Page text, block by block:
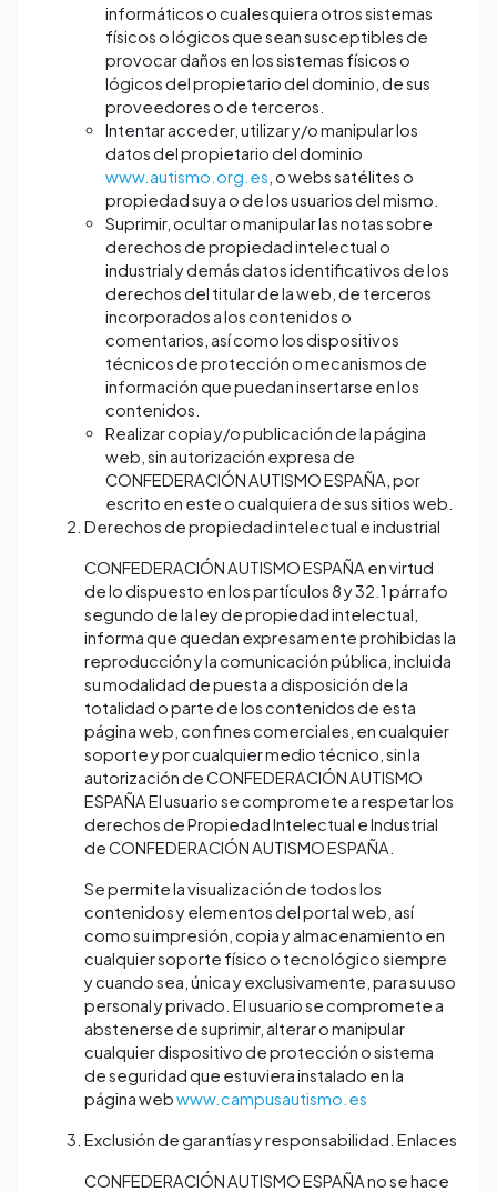
informáticos o cualesquiera otros sistemas
físicos o lógicos que sean susceptibles de
provocar daños en los sistemas físicos o
lógicos del propietario del dominio, de sus
proveedores o de terceros.
Intentar acceder, utilizar y/o manipular los
datos del propietario del dominio
www.autismo.org.es , o webs satélites o
propiedad suya o de los usuarios del mismo.
Suprimir, ocultar o manipular las notas sobre
derechos de propiedad intelectual o
industrial y demás datos identificativos de los
derechos del titular de la web, de terceros
incorporados a los contenidos o
comentarios, así como los dispositivos
técnicos de protección o mecanismos de
información que puedan insertarse en los
contenidos.
Realizar copia y/o publicación de la página
web, sin autorización expresa de
CONFEDERACIÓN AUTISMO ESPAÑA, por
escrito en este o cualquiera de sus sitios web.
Derechos de propiedad intelectual e industrial
CONFEDERACIÓN AUTISMO ESPAÑA en virtud
de lo dispuesto en los partículos 8 y 32.1 párrafo
segundo de la ley de propiedad intelectual,
informa que quedan expresamente prohibidas la
reproducción y la comunicación pública, incluida
su modalidad de puesta a disposición de la
totalidad o parte de los contenidos de esta
página web, con fines comerciales, en cualquier
soporte y por cualquier medio técnico, sin la
autorización de CONFEDERACIÓN AUTISMO
ESPAÑA El usuario se compromete a respetar los
derechos de Propiedad Intelectual e Industrial
de CONFEDERACIÓN AUTISMO ESPAÑA.
Se permite la visualización de todos los
contenidos y elementos del portal web, así
como su impresión, copia y almacenamiento en
cualquier soporte físico o tecnológico siempre
y cuando sea, única y exclusivamente, para su uso
personal y privado. El usuario se compromete a
abstenerse de suprimir, alterar o manipular
cualquier dispositivo de protección o sistema
de seguridad que estuviera instalado en la
página webwww.campusautismo.es
Exclusión de garantías y responsabilidad. Enlaces
CONFEDERACIÓN AUTISMO ESPAÑA no se hace